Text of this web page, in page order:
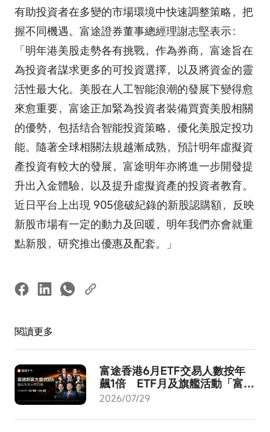
有助投資者在多變的市場環境中快速調整策略，把
握不同機遇。富途證券董事總經理謝志堅表示：
「明年港美股走勢各有挑戰，作為券商，富途旨在
為投資者謀求更多的可投資選擇，以及將資金的靈
活性最大化。美股在人工智能浪潮的發展下變得愈
來愈重要，富途正加緊為投資者裝備買賣美股相關
的優勢，包括结合智能投資策略，優化美股定投功
能。隨著全球相關法規越漸成熟，預計明年虛擬資
產投資有較大的發展，富途明年亦將進一步開發提
升出入金體驗，以及提升虛擬資產的投資者教育。
近日平台上出現 905億破紀錄的新股認購額，反映
新股市場有一定的動力及回暖，明年我們亦會就重
點新股，研究推出優惠及配套。」
閱讀更多
富途香港6月ETF交易人數按年
飆1倍 ETF月及旗艦活動「富途
創富大會2026」8月啟動
2026/07/29